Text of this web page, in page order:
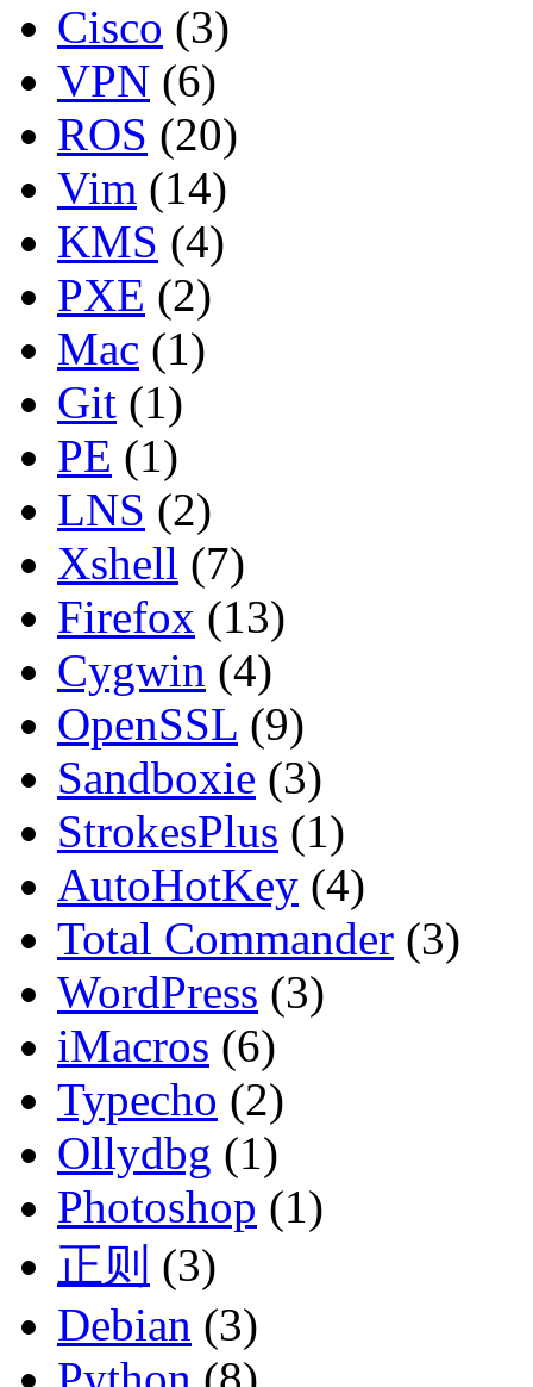
Cisco (3)
VPN (6)
ROS (20)
Vim (14)
KMS (4)
PXE (2)
Mac (1)
Git (1)
PE (1)
LNS (2)
Xshell (7)
Firefox (13)
Cygwin (4)
OpenSSL (9)
Sandboxie (3)
StrokesPlus (1)
AutoHotKey (4)
Total Commander (3)
WordPress (3)
iMacros (6)
Typecho (2)
Ollydbg (1)
Photoshop (1)
正则 (3)
Debian (3)